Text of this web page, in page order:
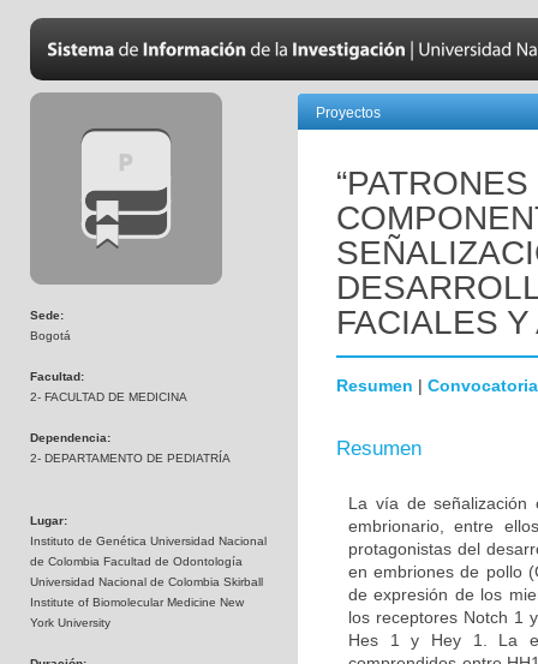
Sede:
Bogotá
Facultad:
2- FACULTAD DE MEDICINA
Dependencia:
2- DEPARTAMENTO DE PEDIATRÍA
Lugar:
Instituto de Genética Universidad Nacional
de Colombia Facultad de Odontología
Universidad Nacional de Colombia Skirball
Institute of Biomolecular Medicine New
York University
Proyectos
FACIALES
Resumen | Convocatoria
Resumen
La vía de señalización
embrionario, entre
protagonistas del
en embriones de pollo
de expresión de los
los receptores Notch 1
Hes 1 y Hey 1. La